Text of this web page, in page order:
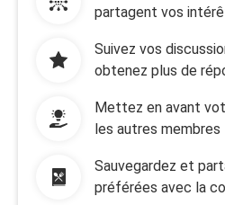
partagent vos
Suivez vos
obtenez plus de
Mettez en avant
les autres membres
Sauvegardez et
préférées avec la